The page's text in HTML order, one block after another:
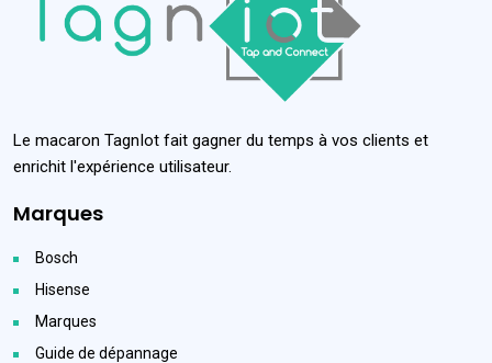
Le macaron TagnIot fait gagner du temps à vos clients et
enrichit l'expérience utilisateur.
Marques
Bosch
Hisense
Marques
Guide de dépannage